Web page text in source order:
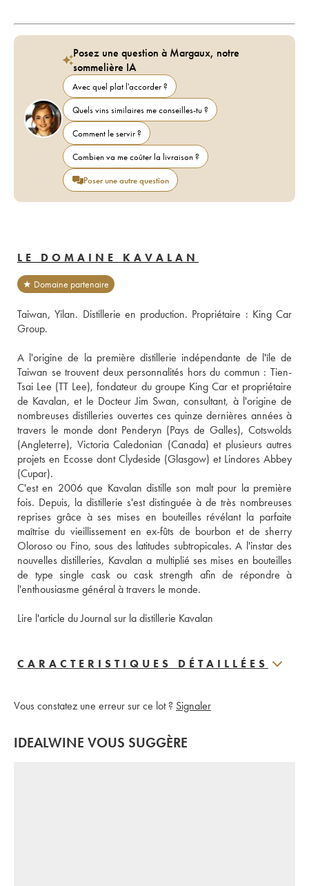
Posez une question à Margaux, notre
sommelière IA
Avec quel plat l'accorder ?
Quels vins similaires me conseilles-tu ?
Comment le servir ?
Combien va me coûter la livraison ?
Poser une autre question
LE DOMAINE KAVALAN
★ Domaine partenaire
Taiwan, Yilan. Distillerie en production. Propriétaire : King Car
Group.
A l'origine de la première distillerie indépendante de l'île de
Taiwan se trouvent deux personnalités hors du commun : Tien-
Tsai Lee (TT Lee), fondateur du groupe King Car et propriétaire
de Kavalan, et le Docteur Jim Swan, consultant, à l'origine de
nombreuses distilleries ouvertes ces quinze dernières années à
travers le monde dont Penderyn (Pays de Galles), Cotswolds
(Angleterre), Victoria Caledonian (Canada) et plusieurs autres
projets en Ecosse dont Clydeside (Glasgow) et Lindores Abbey
(Cupar).
C'est en 2006 que Kavalan distille son malt pour la première
fois. Depuis, la distillerie s'est distinguée à de très nombreuses
reprises grâce à ses mises en bouteilles révélant la parfaite
maîtrise du vieillissement en ex-fûts de bourbon et de sherry
Oloroso ou Fino, sous des latitudes subtropicales. A l'instar des
nouvelles distilleries, Kavalan a multiplié ses mises en bouteilles
de type single cask ou cask strength afin de répondre à
l'enthousiasme général à travers le monde.
Lire l'article du Journal sur la distillerie Kavalan
CARACTERISTIQUES DÉTAILLÉES
Vous constatez une erreur sur ce lot ? Signaler
IDEALWINE VOUS SUGGÈRE